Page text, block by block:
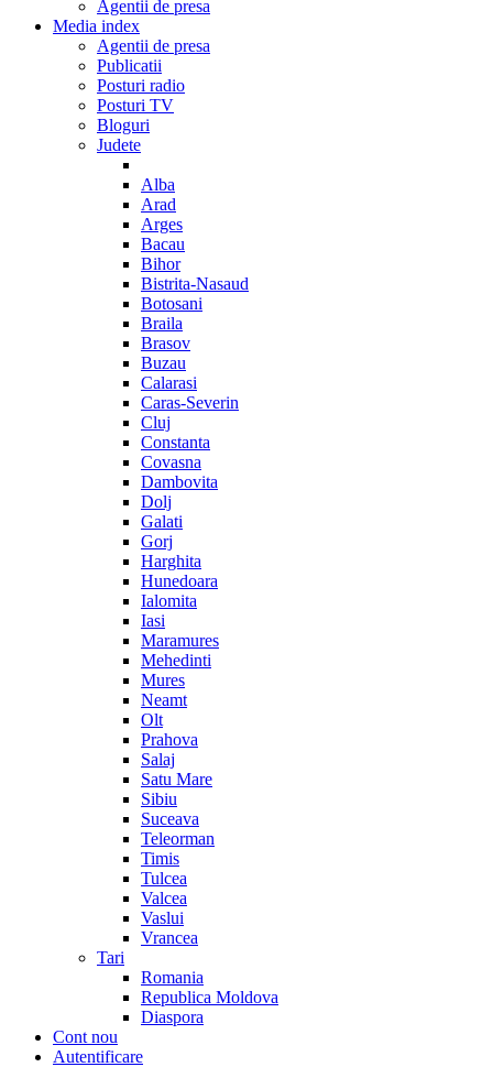
Agentii de presa
Media index
Agentii de presa
Publicatii
Posturi radio
Posturi TV
Bloguri
Judete
Alba
Arad
Arges
Bacau
Bihor
Bistrita-Nasaud
Botosani
Braila
Brasov
Buzau
Calarasi
Caras-Severin
Cluj
Constanta
Covasna
Dambovita
Dolj
Galati
Gorj
Harghita
Hunedoara
Ialomita
Iasi
Maramures
Mehedinti
Mures
Neamt
Olt
Prahova
Salaj
Satu Mare
Sibiu
Suceava
Teleorman
Timis
Tulcea
Valcea
Vaslui
Vrancea
Tari
Romania
Republica Moldova
Diaspora
Cont nou
Autentificare